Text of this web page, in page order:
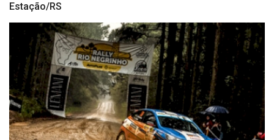
Estação/RS